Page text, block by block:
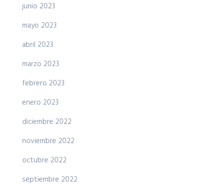
junio 2023
mayo 2023
abril 2023
marzo 2023
febrero 2023
enero 2023
diciembre 2022
noviembre 2022
octubre 2022
septiembre 2022